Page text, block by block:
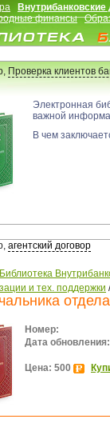
финансы
Проверка клиентов
Электронная
важной
В чем
агентский договор
Библиотека
и тех. поддержки
отдела
Номер:
Дата обновления:
Цена: 500